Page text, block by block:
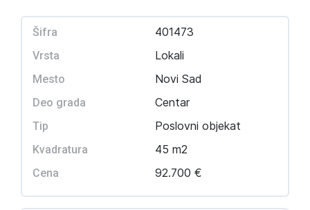
Šifra 401473
Vrsta Lokali
Mesto Novi Sad
Deo grada Centar
Tip Poslovni objekat
Kvadratura 45 m2
Cena 92.700 €